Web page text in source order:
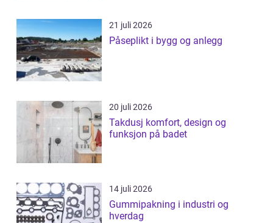
21 juli 2026
Påseplikt i bygg og anlegg
20 juli 2026
Takdusj komfort, design og
funksjon på badet
14 juli 2026
Gummipakning i industri og
hverdag